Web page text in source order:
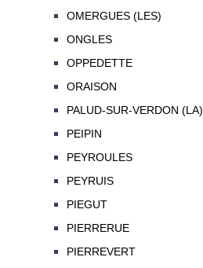
OMERGUES (LES)
ONGLES
OPPEDETTE
ORAISON
PALUD-SUR-VERDON (LA)
PEIPIN
PEYROULES
PEYRUIS
PIEGUT
PIERRERUE
PIERREVERT